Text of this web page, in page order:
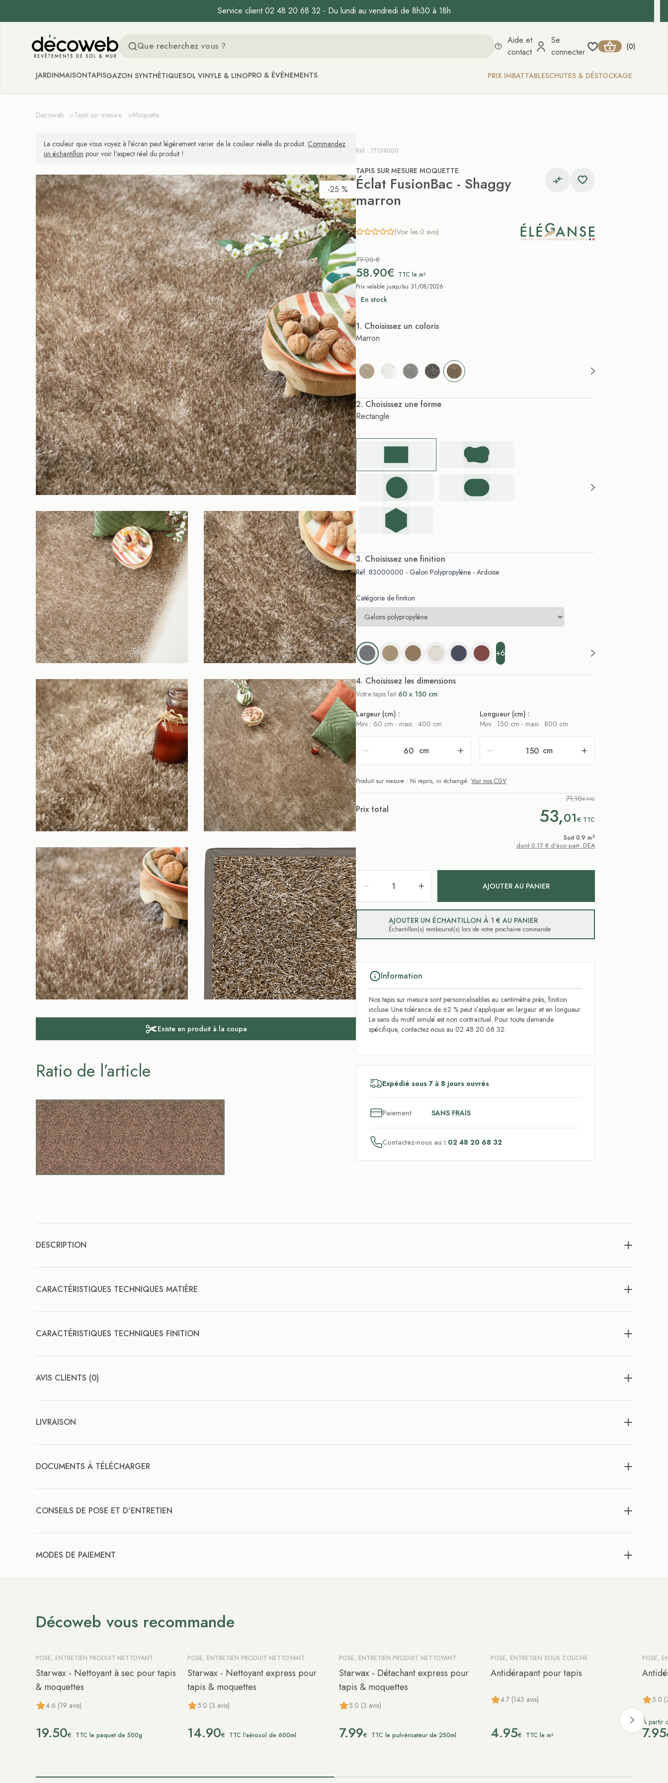
Service client 02 48 20 68 32 - Du lundi au vendredi de 8h30 à 18h
Decoweb
Aide et
contact
Se
connecter
(0)
JARDINMAISONTAPISGAZON SYNTHÉTIQUESOL VINYLE & LINOPRO & ÉVÉNEMENTS PRIX IMBATTABLESCHUTES & DÉSTOCKAGE
Decoweb >Tapis sur mesure >Moquette
La couleur que vous voyez à l’écran peut légèrement varier de la couleur réelle du produit. Commandez
un échantillon pour voir l’aspect réel du produit !
-25 %
Existe en produit à la coupe
Ratio de l’article
Réf : 17158000
TAPIS SUR MESURE MOQUETTE
Éclat FusionBac - Shaggy
marron
(Voir les 0 avis)
79.00 €
58.90€ TTC le m²
Prix valable jusqu'au 31/08/2026
En stock
. Choisissez un coloris
Marron
. Choisissez une forme
Rectangle
. Choisissez une finition
Réf: 83000000 - Galon Polypropylène - Ardoise
Catégorie de finition
+6
. Choisissez les dimensions
Votre tapis fait 60 x 150 cm
Largeur (cm) :
Mini : 60 cm - maxi : 400 cm
cm
Longueur (cm) :
Mini : 150 cm - maxi : 800 cm
cm
Produit sur mesure : Ni repris, ni échangé. Voir nos CGV
Prix total
71,10€ TTC
53,01€ TTC
Soit 0.9 m2
dont 0.17 € d'éco-part- DEA
AJOUTER AU PANIER
AJOUTER UN ÉCHANTILLON À 1 € AU PANIER
Échantillon(s) remboursé(s) lors de votre prochaine commande
Information
Nos tapis sur mesure sont personnalisables au centimètre près, finition
incluse. Une tolérance de ±2 % peut s’appliquer en largeur et en longueur.
Le sens du motif simulé est non contractuel. Pour toute demande
spécifique, contactez-nous au 02 48 20 68 32.
Expédié sous 7 à 8 jours ouvrés
Paiement SANS FRAIS
Contactez-nous au : 02 48 20 68 32
DESCRIPTION
CARACTÉRISTIQUES TECHNIQUES MATIÈRE
CARACTÉRISTIQUES TECHNIQUES FINITION
AVIS CLIENTS (0)
LIVRAISON
DOCUMENTS À TÉLÉCHARGER
CONSEILS DE POSE ET D'ENTRETIEN
MODES DE PAIEMENT
Décoweb vous recommande
POSE, ENTRETIEN PRODUIT NETTOYANT
Starwax - Nettoyant à sec pour tapis
& moquettes
4.6 (19 avis)
19.50€ TTC le paquet de 500g
POSE, ENTRETIEN PRODUIT NETTOYANT
Starwax - Nettoyant express pour
tapis & moquettes
5.0 (3 avis)
14.90€ TTC l'aérosol de 600ml
POSE, ENTRETIEN PRODUIT NETTOYANT
Starwax - Détachant express pour
tapis & moquettes
5.0 (3 avis)
7.99€ TTC le pulvérisateur de 250ml
POSE, ENTRETIEN SOUS COUCHE
Antidérapant pour tapis
4.7 (143 avis)
4.95€ TTC le m²
POSE,
5.0
À partir
7.95